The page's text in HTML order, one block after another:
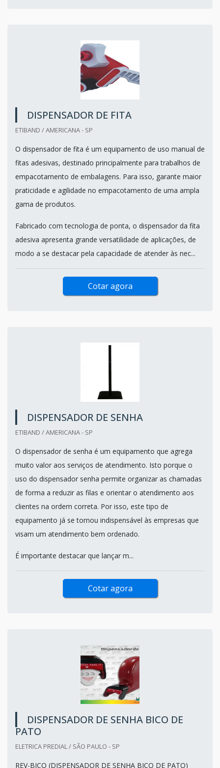
DISPENSADOR DE FITA
ETIBAND / AMERICANA - SP
O dispensador de fita é um equipamento de uso manual de
fitas adesivas, destinado principalmente para trabalhos de
empacotamento de embalagens. Para isso, garante maior
praticidade e agilidade no empacotamento de uma ampla
gama de produtos.
Fabricado com tecnologia de ponta, o dispensador da fita
adesiva apresenta grande versatilidade de aplicações, de
modo a se destacar pela capacidade de atender às nec...
Cotar agora
DISPENSADOR DE SENHA
ETIBAND / AMERICANA - SP
O dispensador de senha é um equipamento que agrega
muito valor aos serviços de atendimento. Isto porque o
uso do dispensador senha permite organizar as chamadas
de forma a reduzir as filas e orientar o atendimento aos
clientes na ordem correta. Por isso, este tipo de
equipamento já se tornou indispensável às empresas que
visam um atendimento bem ordenado.
É importante destacar que lançar m...
Cotar agora
DISPENSADOR DE SENHA BICO DE
PATO
ELETRICA PREDIAL / SÃO PAULO - SP
REV-BICO (DISPENSADOR DE SENHA BICO DE PATO)